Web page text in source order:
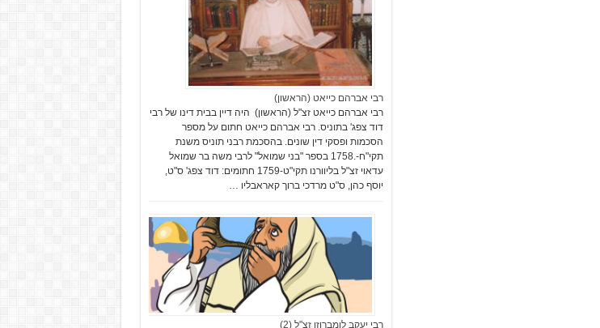
רבי אברהם כייאט (הראשון)
רבי אברהם כייאט זצ"ל (הראשון) היה דיין בבית דינו של רבי
דוד צפג' בתוניס. רבי אברהם כייאט חתום על מספר
הסכמות ופסקי דין שונים. בהסכמת רבני תוניס משנת
תקי"ח-.1758 בספר "בני שמואל" לרבי משה בר שמואל
עדאוי זצ"ל בליוורנו תקי"ט-1759 חתומים: דוד צפג' ס"ט,
יוסף כהן, ס"ט מרדכי ברוך קאראבליו …
רבי יעקב לומברוזו זצ"ל (2)